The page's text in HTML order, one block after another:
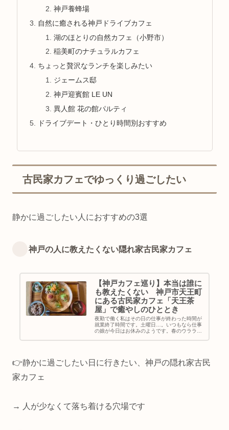
神戸養蜂場
自然に癒される神戸ドライブカフェ
湖のほとりの自然カフェ（小野市）
稲美町のナチュラルカフェ
ちょっと贅沢なランチを楽しみたい
ジェームス邸
神戸迎賓館 LE UN
異人館 花の館パルティ
ドライブデート・ひとり時間別おすすめ
古民家カフェでゆっくり過ごしたい
静かに過ごしたい人におすすめの3選
神戸の人に教えたくない隠れ家古民家カフェ
【神戸カフェ巡り】本当は誰に
も教えたくない 神戸市天王町
にある古民家カフェ「天王茶
屋」で癒やしのひととき
夜勤で働く私はその日の仕事が終わった時間が
就業終了時間です。土曜日…。いつもなら仕事
の娘が今日はお休みのようです。春のウララの
👉静かに過ごしたい日に行きたい、神戸の隠れ家古民
家カフェ
→ 人が少なくて落ち着ける穴場です